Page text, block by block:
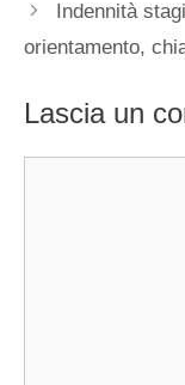
Indennità
orientamento,
Lascia un